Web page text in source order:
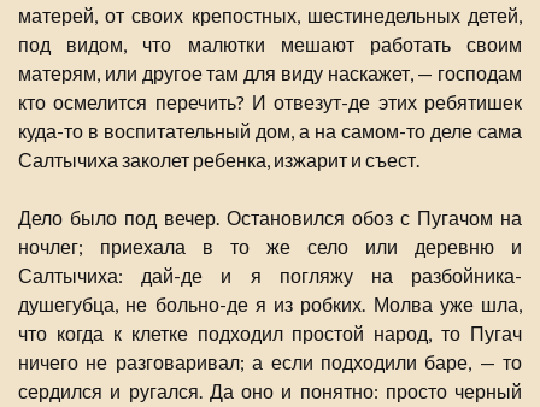
матерей, от своих крепостных, шестинедельных детей,
под видом, что малютки мешают работать своим
матерям, или другое там для виду наскажет, — господам
кто осмелится перечить? И отвезут-де этих ребятишек
куда-то в воспитательный дом, а на самом-то деле сама
Салтычиха заколет ребенка, изжарит и съест.
Дело было под вечер. Остановился обоз с Пугачом на
ночлег; приехала в то же село или деревню и
Салтычиха: дай-де и я погляжу на разбойника-
душегубца, не больно-де я из робких. Молва уже шла,
что когда к клетке подходил простой народ, то Пугач
ничего не разговаривал; а если подходили баре, — то
сердился и ругался. Да оно и понятно: просто черный